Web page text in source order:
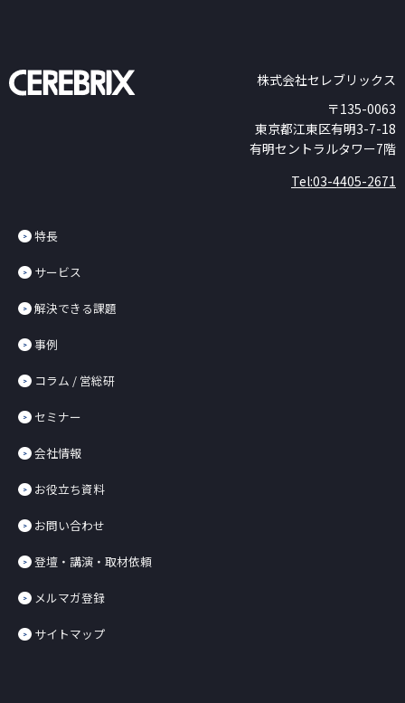
株式会社セレブリックス
〒135-0063
東京都江東区有明3-7-18
有明セントラルタワー7階
Tel:03-4405-2671
特長
サービス
解決できる課題
事例
コラム / 営総研
セミナー
会社情報
お役立ち資料
お問い合わせ
登壇・講演・取材依頼
メルマガ登録
サイトマップ